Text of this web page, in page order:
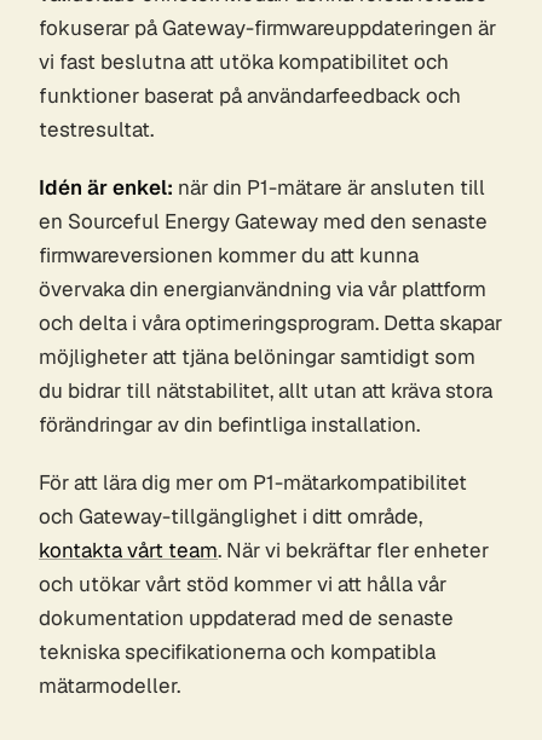
fokuserar på Gateway-firmwareuppdateringen är
vi fast beslutna att utöka kompatibilitet och
funktioner baserat på användarfeedback och
testresultat.
Idén är enkel: när din P1-mätare är ansluten till
en Sourceful Energy Gateway med den senaste
firmwareversionen kommer du att kunna
övervaka din energianvändning via vår plattform
och delta i våra optimeringsprogram. Detta skapar
möjligheter att tjäna belöningar samtidigt som
du bidrar till nätstabilitet, allt utan att kräva stora
förändringar av din befintliga installation.
För att lära dig mer om P1-mätarkompatibilitet
och Gateway-tillgänglighet i ditt område,
kontakta vårt team. När vi bekräftar fler enheter
och utökar vårt stöd kommer vi att hålla vår
dokumentation uppdaterad med de senaste
tekniska specifikationerna och kompatibla
mätarmodeller.